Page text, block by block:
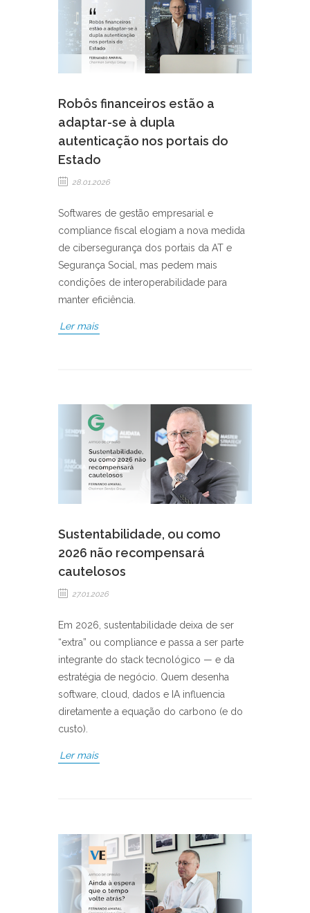
Robôs financeiros estão a
adaptar-se à dupla
autenticação nos portais do
Estado
28.01.2026
Softwares de gestão empresarial e
compliance fiscal elogiam a nova medida
de cibersegurança dos portais da AT e
Segurança Social, mas pedem mais
condições de interoperabilidade para
manter eficiência.
Ler mais
Sustentabilidade, ou como
2026 não recompensará
cautelosos
27.01.2026
Em 2026, sustentabilidade deixa de ser
“extra” ou compliance e passa a ser parte
integrante do stack tecnológico — e da
estratégia de negócio. Quem desenha
software, cloud, dados e IA influencia
diretamente a equação do carbono (e do
custo).
Ler mais